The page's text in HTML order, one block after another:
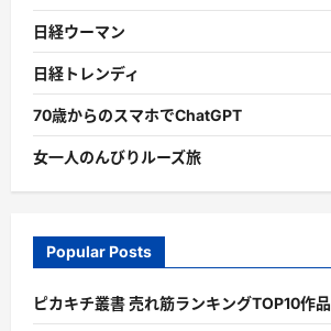
日経ウーマン
日経トレンディ
70歳からのスマホでChatGPT
女一人のんびりルーズ旅
Popular Posts
ピカキチ叢書 売れ筋ランキングTOP10作品